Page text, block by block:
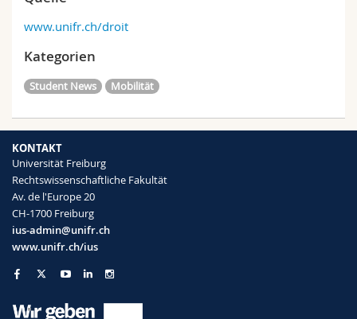
www.unifr.ch/droit
Kategorien
Student News Mobilität
KONTAKT
Universität Freiburg
Rechtswissenschaftliche Fakultät
Av. de l'Europe 20
CH-1700 Freiburg
ius-admin@unifr.ch
www.unifr.ch/ius